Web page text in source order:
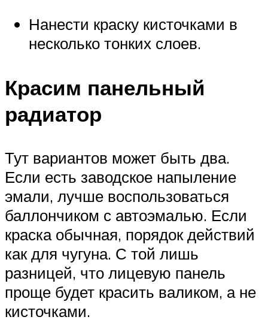
Нанести краску кисточками в
несколько тонких слоев.
Красим панельный
радиатор
Тут вариантов может быть два.
Если есть заводское напыление
эмали, лучше воспользоваться
баллончиком с автоэмалью. Если
краска обычная, порядок действий
как для чугуна. С той лишь
разницей, что лицевую панель
проще будет красить валиком, а не
кисточками.